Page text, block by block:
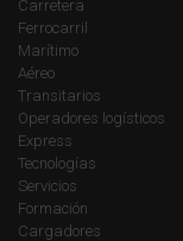
Carretera
Ferrocarril
Marítimo
Aéreo
Transitarios
Operadores logísticos
Express
Tecnologías
Servicios
Formación
Cargadores